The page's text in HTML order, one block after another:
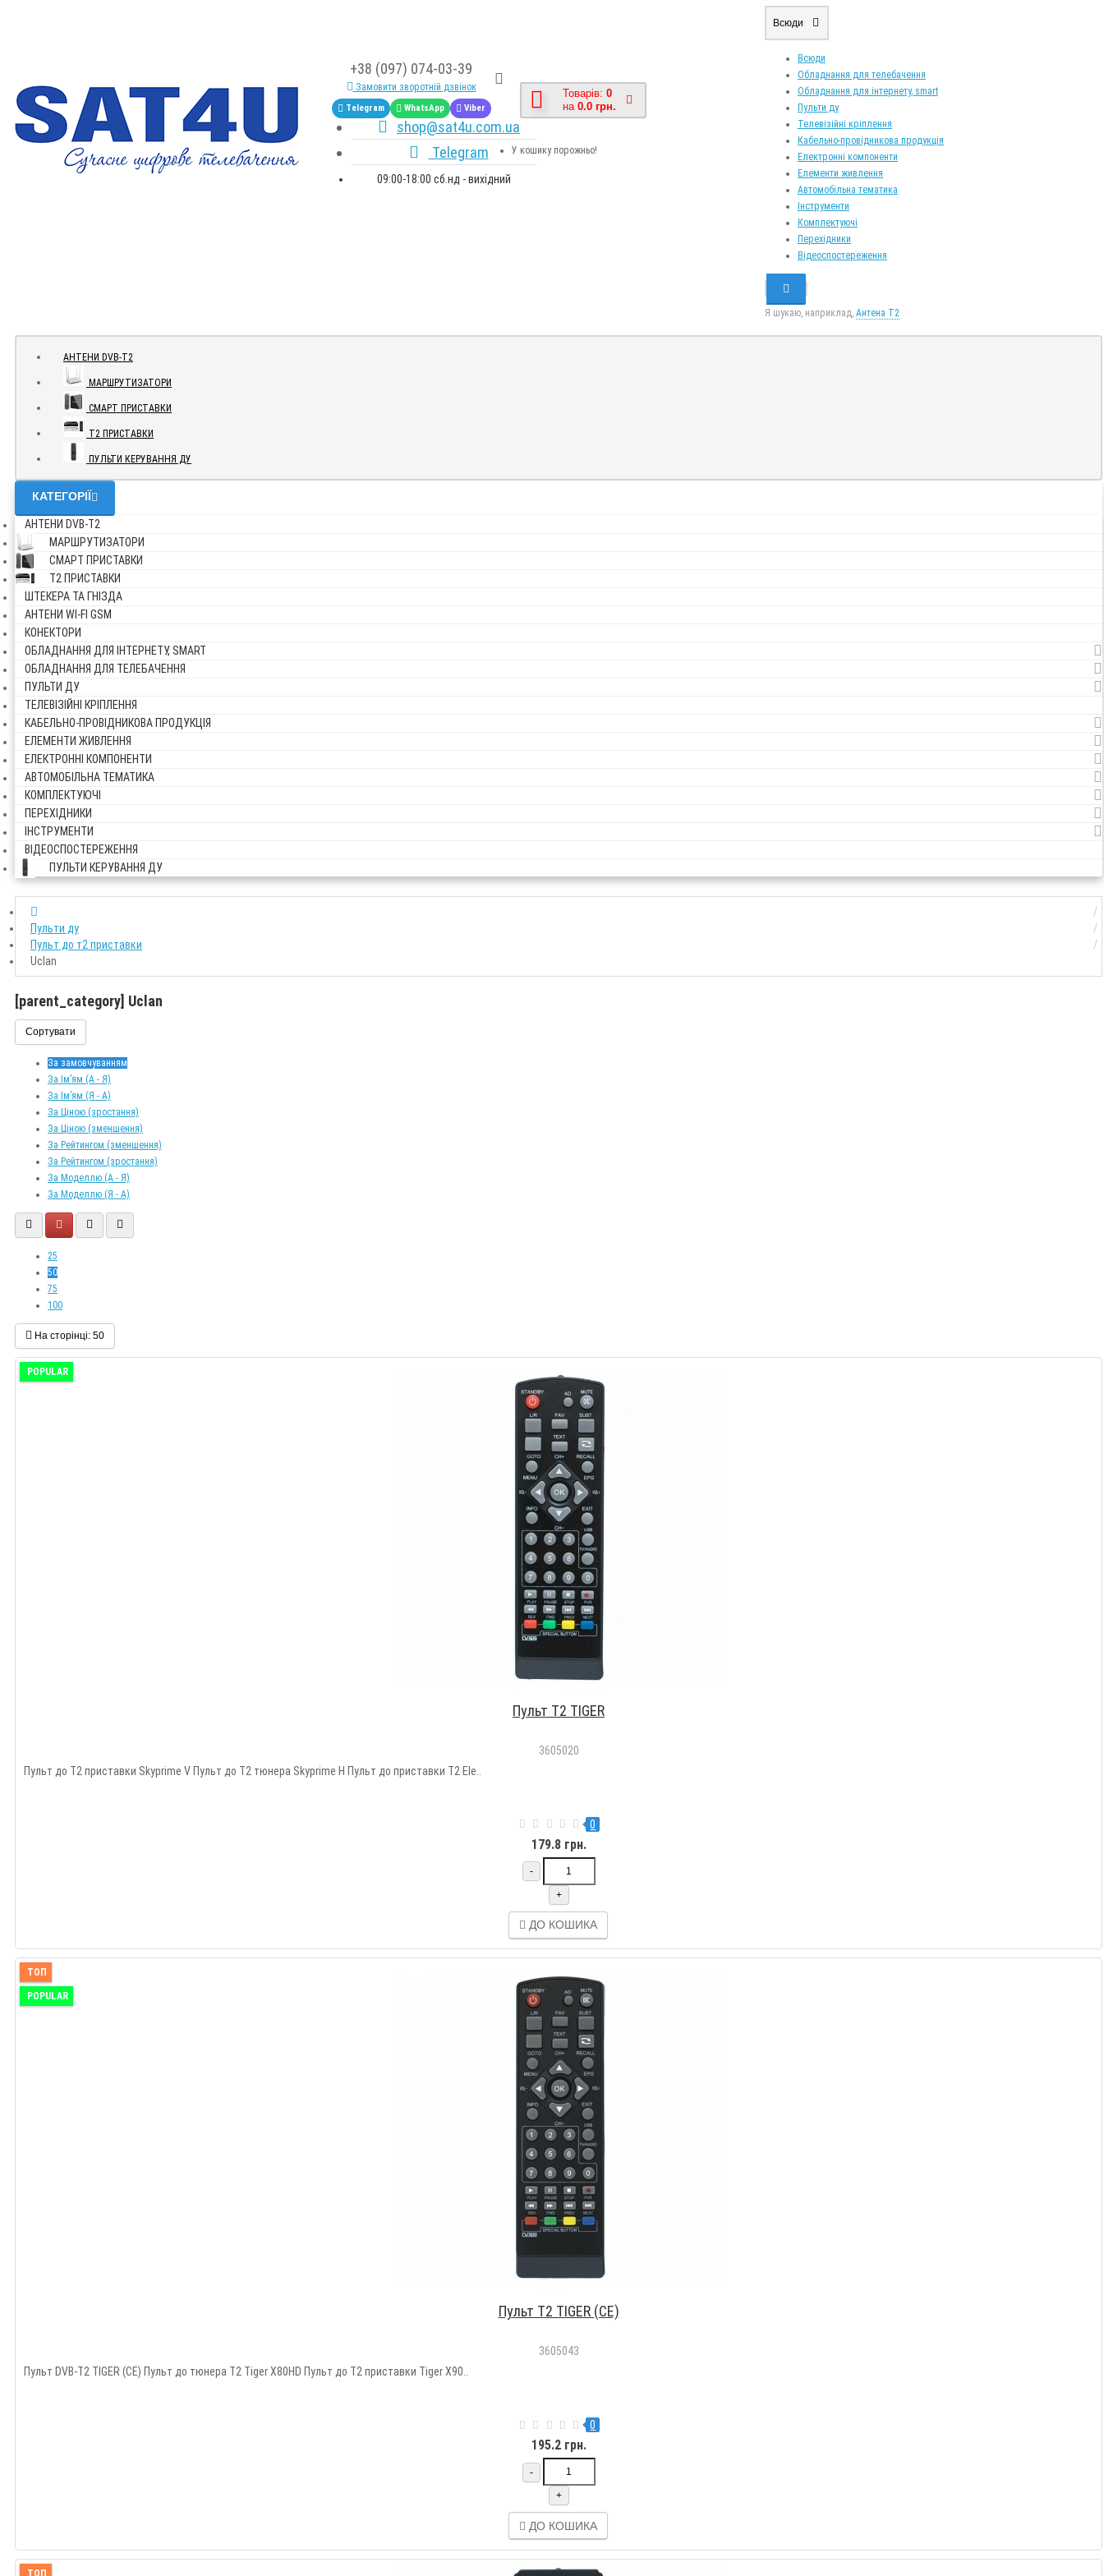
+38 (097) 074-03-39
Замовити зворотній дзвінок
Telegram WhatsApp Viber
shop@sat4u.com.ua
Telegram
09:00-18:00 сб.нд - вихідний
Товарів: 0
на 0.0 грн.
У кошику порожньо!
Всюди
Всюди
Обладнання для телебачення
Обладнання для інтернету, smart
Пульти ду
Телевізійні кріплення
Кабельно-провідникова продукція
Електронні компоненти
Елементи живлення
Автомобільна тематика
Інструменти
Комплектуючі
Перехідники
Відеоспостереження
Я шукаю, наприклад, Антена Т2
АНТЕНИ DVB-Т2
МАРШРУТИЗАТОРИ
СМАРТ ПРИСТАВКИ
Т2 ПРИСТАВКИ
ПУЛЬТИ КЕРУВАННЯ ДУ
КАТЕГОРІЇ
АНТЕНИ DVB-Т2
МАРШРУТИЗАТОРИ
СМАРТ ПРИСТАВКИ
Т2 ПРИСТАВКИ
ШТЕКЕРА ТА ГНІЗДА
АНТЕНИ WI-FI GSM
КОНЕКТОРИ
ОБЛАДНАННЯ ДЛЯ ІНТЕРНЕТУ, SMART
ОБЛАДНАННЯ ДЛЯ ТЕЛЕБАЧЕННЯ
ПУЛЬТИ ДУ
ТЕЛЕВІЗІЙНІ КРІПЛЕННЯ
КАБЕЛЬНО-ПРОВІДНИКОВА ПРОДУКЦІЯ
ЕЛЕМЕНТИ ЖИВЛЕННЯ
ЕЛЕКТРОННІ КОМПОНЕНТИ
АВТОМОБІЛЬНА ТЕМАТИКА
КОМПЛЕКТУЮЧІ
ПЕРЕХІДНИКИ
ІНСТРУМЕНТИ
ВІДЕОСПОСТЕРЕЖЕННЯ
ПУЛЬТИ КЕРУВАННЯ ДУ
Пульти ду
Пульт до т2 приставки
Uclan
[parent_category] Uclan
Сортувати
За замовчуванням
За Ім’ям (A - Я)
За Ім’ям (Я - A)
За Ціною (зростання)
За Ціною (зменшення)
За Рейтингом (зменшення)
За Рейтингом (зростання)
За Моделлю (A - Я)
За Моделлю (Я - A)
25
50
75
100
На сторінці: 50
POPULAR
Пульт T2 TIGER
3605020
Пульт до Т2 приставки Skyprime V Пульт до Т2 тюнера Skyprime H Пульт до приставки Т2 Ele..
0
179.8 грн.
-
+
ДО КОШИКА
ТОП
POPULAR
Пульт T2 TIGER (CE)
3605043
Пульт DVB-T2 TIGER (CE) Пульт до тюнера Т2 Tiger X80HD Пульт до Т2 приставки Tiger X90..
0
195.2 грн.
-
+
ДО КОШИКА
ТОП